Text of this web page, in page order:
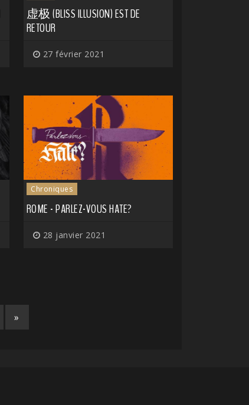
虚极 (BLISS ILLUSION) EST DE
RETOUR
27 février 2021
Chroniques
ROME - PARLEZ-VOUS HATE?
28 janvier 2021
»